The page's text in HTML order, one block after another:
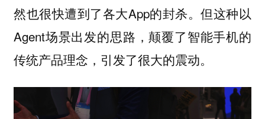
然也很快遭到了各大App的封杀。但这种以
Agent场景出发的思路，颠覆了智能手机的
传统产品理念，引发了很大的震动。